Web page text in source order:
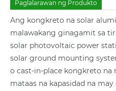
Paglalarawan ng Produkto
Ang kongkreto na solar
malawakang ginagamit sa
solar photovoltaic power
solar ground mounting
o cast-in-place kongkreto na
mataas na kapasidad na